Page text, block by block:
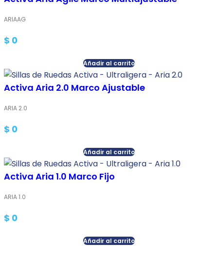
ARIAAG
$ 0
Añadir al carrito
Activa Aria 2.0 Marco Ajustable
ARIA 2.0
$ 0
Añadir al carrito
Activa Aria 1.0 Marco Fijo
ARIA 1.0
$ 0
Añadir al carrito